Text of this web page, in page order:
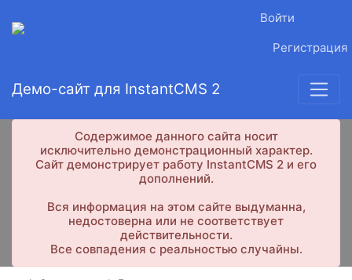
Войти
Регистрация
Демо-сайт для InstantCMS 2
Содержимое данного сайта носит
исключительно демонстрационный характер.
Сайт демонстрирует работу InstantCMS 2 и его
дополнений.
Вся информация на этом сайте выдуманна,
недостоверна или не соответствует
действительности.
Все совпадения с реальностью случайны.